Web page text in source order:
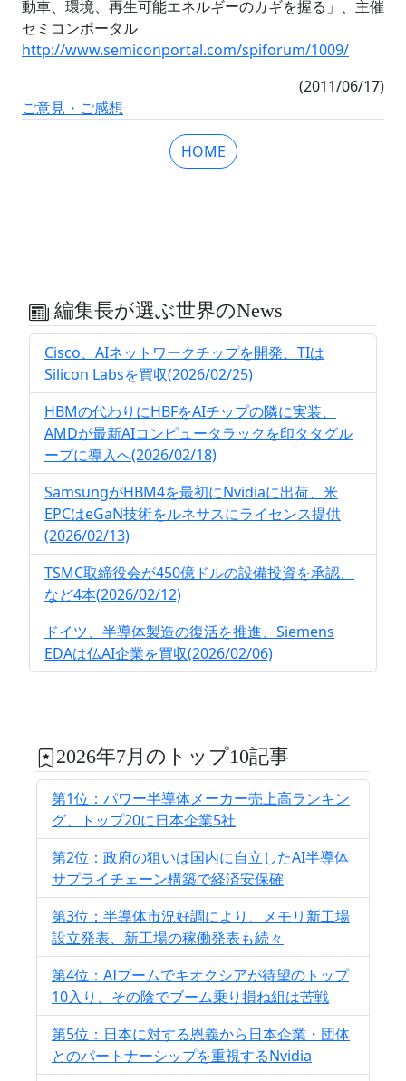
動車、環境、再生可能エネルギーのカギを握る」、主催
セミコンポータル
http://www.semiconportal.com/spiforum/1009/
(2011/06/17)
ご意見・ご感想
HOME
編集長が選ぶ世界のNews
Cisco、AIネットワークチップを開発、TIは
Silicon Labsを買収(2026/02/25)
HBMの代わりにHBFをAIチップの隣に実装、
AMDが最新AIコンピュータラックを印タタグル
ープに導入へ(2026/02/18)
SamsungがHBM4を最初にNvidiaに出荷、米
EPCはeGaN技術をルネサスにライセンス提供
(2026/02/13)
TSMC取締役会が450億ドルの設備投資を承認、
など4本(2026/02/12)
ドイツ、半導体製造の復活を推進、Siemens
EDAは仏AI企業を買収(2026/02/06)
2026年7月のトップ10記事
第1位：パワー半導体メーカー売上高ランキン
グ、トップ20に日本企業5社
第2位：政府の狙いは国内に自立したAI半導体
サプライチェーン構築で経済安保確
第3位：半導体市況好調により、メモリ新工場
設立発表、新工場の稼働発表も続々
第4位：AIブームでキオクシアが待望のトップ
10入り、その陰でブーム乗り損ね組は苦戦
第5位：日本に対する恩義から日本企業・団体
とのパートナーシップを重視するNvidia